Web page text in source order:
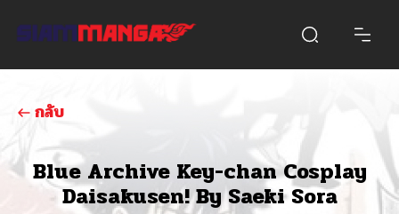
กลับ
Blue Archive Key-chan Cosplay
Daisakusen! By Saeki Sora